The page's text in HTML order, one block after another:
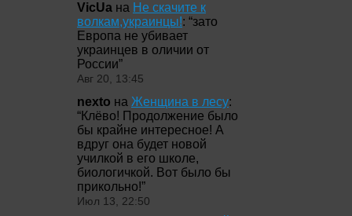
VicUa на Не скачите к
волкам,украинцы!: “зато
Европа не убивает
украинцев в оличии от
России”
Авг 20, 13:45
nexto на Женщина в лесу:
“Клёво! Продолжение было
бы крайне интересное! А
вдруг она будет новой
училкой в его школе,
биологичкой. Вот было бы
прикольно!”
Июл 13, 22:50